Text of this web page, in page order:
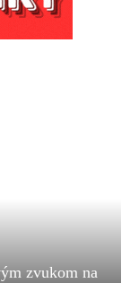
zvukom na